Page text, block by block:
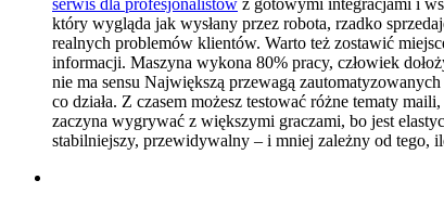
który wygląda jak wysłany przez robota, rzadko
realnych problemów klientów. Warto też zostawić
informacji. Maszyna wykona 80% pracy, człowiek
nie ma sensu Największą przewagą
co działa. Z czasem możesz testować różne tematy
zaczyna wygrywać z większymi graczami, bo jest
stabilniejszy, przewidywalny – i mniej zależny od tego,